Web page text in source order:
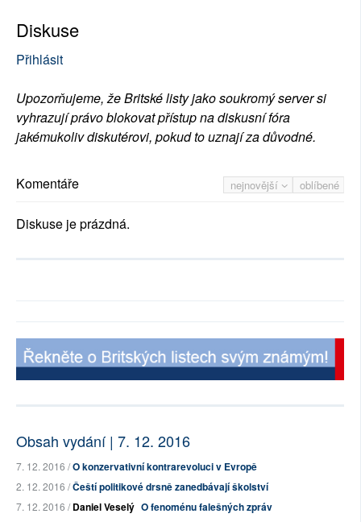
Diskuse
Přihlásit
Upozorňujeme, že Britské listy jako soukromý server si
vyhrazují právo blokovat přístup na diskusní fóra
jakémukoliv diskutérovi, pokud to uznají za důvodné.
nejnovější oblíbené
Komentáře
Diskuse je prázdná.
Obsah vydání | 7. 12. 2016
7. 12. 2016 /O konzervativní kontrarevoluci v Evropě
2. 12. 2016 /Čeští politikové drsně zanedbávají školství
7. 12. 2016 /Daniel Veselý O fenoménu falešných zpráv